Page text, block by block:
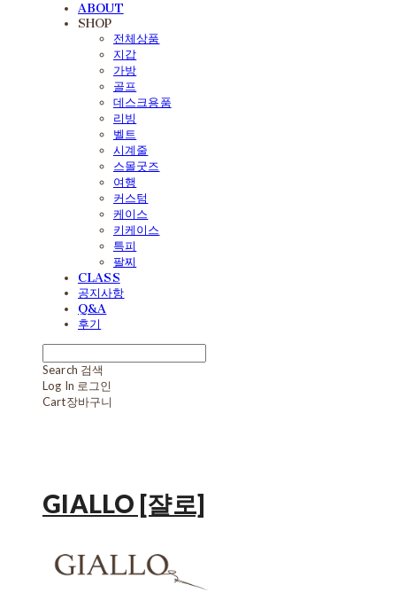
ABOUT
SHOP
전체상품
지갑
가방
골프
데스크용품
리빙
벨트
시계줄
스몰굿즈
여행
커스텀
케이스
키케이스
특피
팔찌
CLASS
공지사항
Q&A
후기
Search 검색
Log In 로그인
Cart장바구니
GIALLO [쟐로]